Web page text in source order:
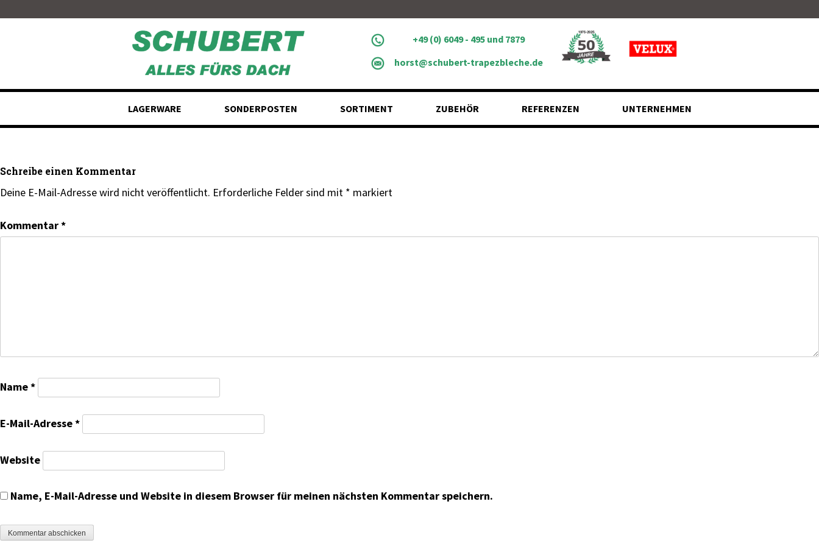
+49 (0) 6049 - 495 und 7879
horst@schubert-trapezbleche.de
LAGERWARE SONDERPOSTEN SORTIMENT ZUBEHÖR REFERENZEN UNTERNEHMEN
Schreibe einen Kommentar
Deine E-Mail-Adresse wird nicht veröffentlicht. Erforderliche Felder sind mit * markiert
Kommentar*
Name*
E-Mail-Adresse*
Website
Name, E-Mail-Adresse und Website in diesem Browser für meinen nächsten Kommentar speichern.